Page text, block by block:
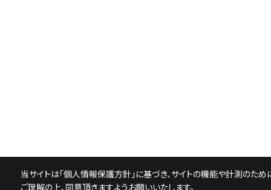
当サイトは「個人情報保護方針 」に基づき、サイトの機能や計測のた
ご理解の上、同意頂きますようお願いいたします。